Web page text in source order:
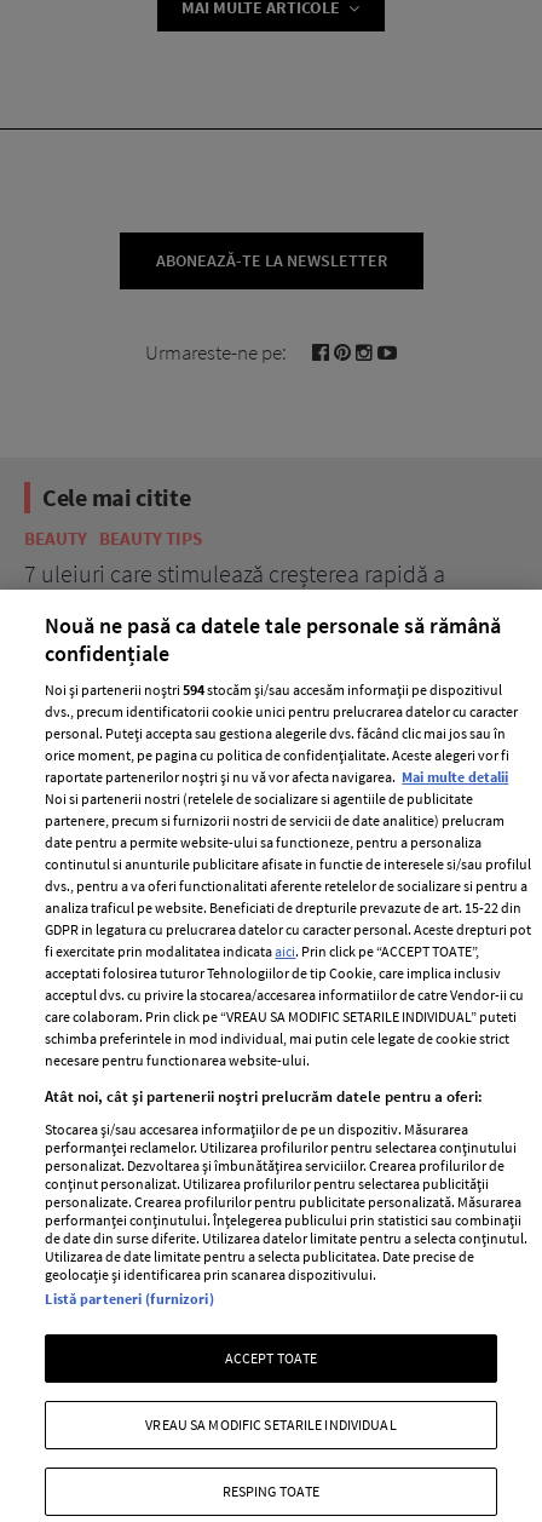
MAI MULTE ARTICOLE
ABONEAZĂ-TE LA NEWSLETTER
Urmareste-ne pe:
Cele mai citite
BEAUTY BEAUTY TIPS
7 uleiuri care stimulează creșterea rapidă a
ELLE Style Awards
2024
Despre ELLE
Romania
Contact
Abonamente
Termeni si conditii
Politica de
confidențialitate
Politica de cookies
Publicitate
GSP
Unica
Baby
Retete
femei
Viva
Avantaje
Retete practice
Pariază responsabil! Decizia ONJN nr. 821/25.09.2025.
Jocurile de noroc sunt interzise minorilor.
Copyright © 2026 Ringier Romania SRL
Nouă ne pasă ca datele tale personale să rămână
confidențiale
Noi și partenerii noștri594stocăm și/sau accesăm informații pe dispozitivul
dvs., precum identificatorii cookie unici pentru prelucrarea datelor cu caracter
personal. Puteți accepta sau gestiona alegerile dvs. făcând clic mai jos sau în
orice moment, pe pagina cu politica de confidențialitate. Aceste alegeri vor fi
raportate partenerilor noștri și nu vă vor afecta navigarea. Mai multe detalii
Noi si partenerii nostri (retelele de socializare si agentiile de publicitate
partenere, precum si furnizorii nostri de servicii de date analitice) prelucram
date pentru a permite website-ului sa functioneze, pentru a personaliza
continutul si anunturile publicitare afisate in functie de interesele si/sau profilul
dvs., pentru a va oferi functionalitati aferente retelelor de socializare si pentru a
analiza traficul pe website. Beneficiati de drepturile prevazute de art. 15-22 din
GDPR in legatura cu prelucrarea datelor cu caracter personal. Aceste drepturi pot
fi exercitate prin modalitatea indicataaici. Prin click pe “ACCEPT TOATE”,
acceptati folosirea tuturor Tehnologiilor de tip Cookie, care implica inclusiv
acceptul dvs. cu privire la stocarea/accesarea informatiilor de catre Vendor-ii cu
care colaboram. Prin click pe “VREAU SA MODIFIC SETARILE INDIVIDUAL” puteti
schimba preferintele in mod individual, mai putin cele legate de cookie strict
necesare pentru functionarea website-ului.
Atât noi, cât și partenerii noștri prelucrăm datele pentru a oferi:
Stocarea și/sau accesarea informațiilor de pe un dispozitiv. Măsurarea
performanței reclamelor. Utilizarea profilurilor pentru selectarea conținutului
personalizat. Dezvoltarea și îmbunătățirea serviciilor. Crearea profilurilor de
conținut personalizat. Utilizarea profilurilor pentru selectarea publicității
personalizate. Crearea profilurilor pentru publicitate personalizată. Măsurarea
performanței conținutului. Înțelegerea publicului prin statistici sau combinații
de date din surse diferite. Utilizarea datelor limitate pentru a selecta conținutul.
Utilizarea de date limitate pentru a selecta publicitatea. Date precise de
geolocație și identificarea prin scanarea dispozitivului.
Listă parteneri (furnizori)
ACCEPT TOATE
RESPING TOATE
VREAU SA MODIFIC SETARILE INDIVIDUAL